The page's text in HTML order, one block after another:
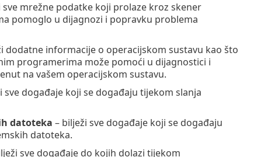
sve mrežne podatke koji prolaze kroz skener
pomoglo u dijagnozi i popravku problema
dodatne informacije o operacijskom sustavu kao što
programerima može pomoći u dijagnostici i
na vašem operacijskom sustavu.
sve događaje koji se događaju tijekom slanja
datoteka – bilježi sve događaje koji se događaju
datoteka.
sve događaje do kojih dolazi tijekom